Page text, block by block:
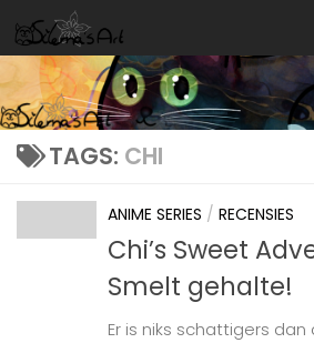
Skip to content
TAGS: CHI
ANIME SERIES / RECENSIES
Chi’s Sweet
Smelt gehalte!
Er is niks schattigers